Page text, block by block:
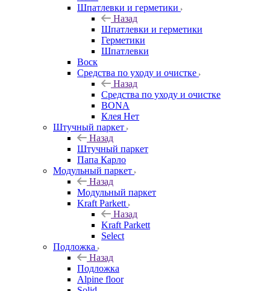
Шпатлевки и герметики
Назад
Шпатлевки и герметики
Герметики
Шпатлевки
Воск
Средства по уходу и очистке
Назад
Средства по уходу и очистке
BONA
Клея Нет
Штучный паркет
Назад
Штучный паркет
Папа Карло
Модульный паркет
Назад
Модульный паркет
Kraft Parkett
Назад
Kraft Parkett
Select
Подложка
Назад
Подложка
Alpine floor